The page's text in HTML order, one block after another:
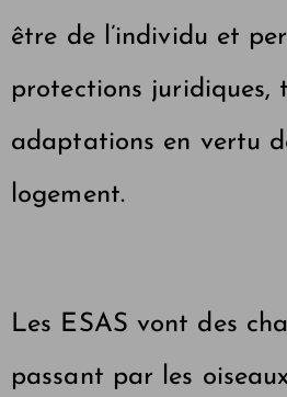
être de l’individu et
protections juridiques,
adaptations en vertu
logement.
Les ESAS vont des
passant par les